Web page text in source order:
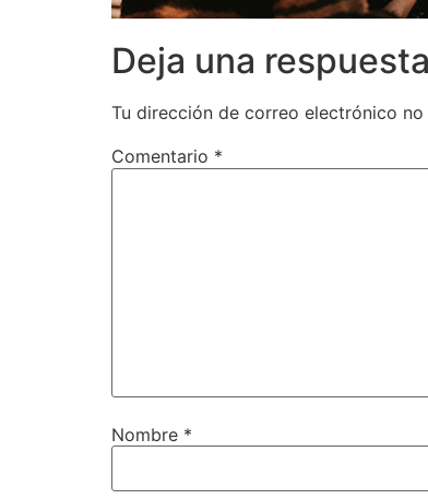
Deja una respuesta
Tu dirección de correo electrónico no
Comentario *
Nombre *